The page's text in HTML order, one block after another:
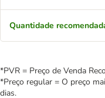
Quantidade
*PVR = Preço de Venda
*Preço regular = O preço
dias.